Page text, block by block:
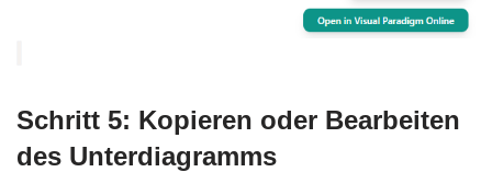
Schritt 5: Kopieren oder Bearbeiten
des Unterdiagramms